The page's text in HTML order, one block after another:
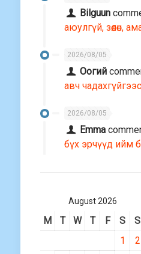
Bilguun
аюулгүй, зөөлөн,
2026/08/05
Оогий
авч
2026/08/05
Emma
бүх эрчүүд ийм
August 2026
M T W T F S
S
1
2